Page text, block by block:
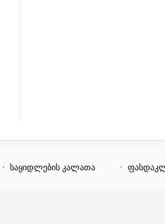
საყიდლების კალათა